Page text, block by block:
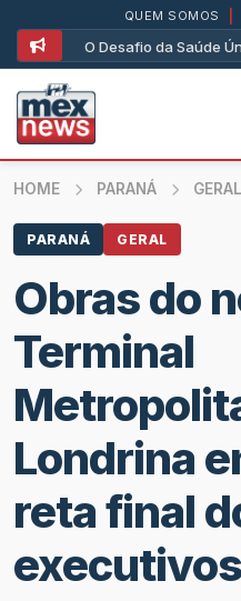
O Desafio da Saúde
QUEM SOMOS
HOME PARANÁ GERAL
PARANÁ GERAL
Obras do
Terminal
Londrina
reta final
executivos